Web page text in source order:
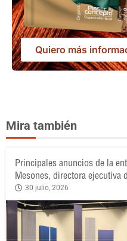
Quiero más
Mira también
Principales anuncios de la
Mesones, directora ejecutiva
30 julio, 2026